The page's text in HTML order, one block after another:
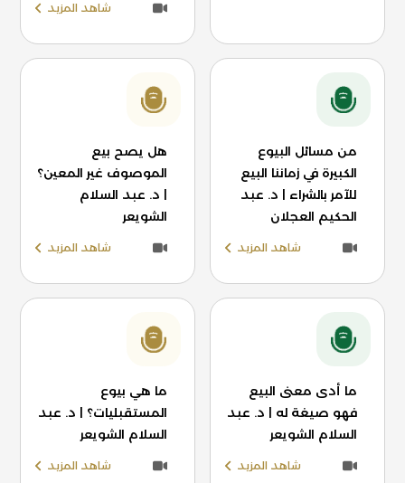
شاهد المزيد
من مسائل البيوع
الكبيرة في زماننا البيع
للآمر بالشراء | د. عبد
الحكيم العجلان
شاهد المزيد
هل يصح بيع
الموصوف غير المعين؟
| د. عبد السلام
الشويعر
شاهد المزيد
ما أدى معنى البيع
فهو صيغة له | د. عبد
السلام الشويعر
شاهد المزيد
ما هي بيوع
المستقبليات؟ | د. عبد
السلام الشويعر
شاهد المزيد